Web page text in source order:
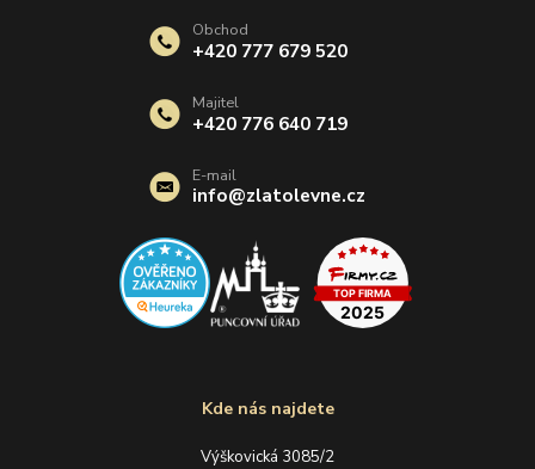
Kde nás najdete
Výškovická 3085/2
Obchod
+420 777 679 520
Majitel
+420 776 640 719
E-mail
info@zlatolevne.cz